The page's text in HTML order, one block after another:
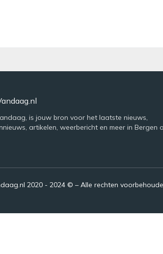
is jouw bron voor het laatste nieuws,
artikelen, weerbericht en meer in Bergen
2020 - 2024 © – Alle rechten